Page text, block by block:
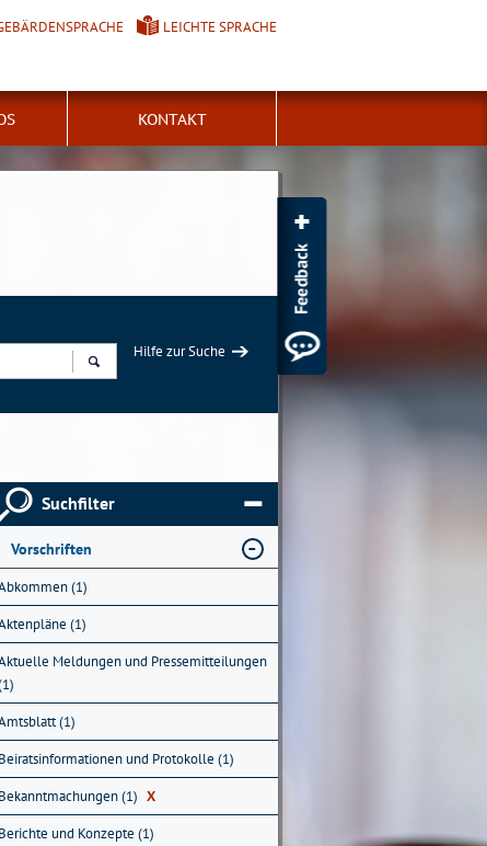
LEICHTE SPRACHE
KONTAKT
Hilfe zur Suche
Suchfilter
Vorschriften
(1)
(1)
Meldungen und Pressemitteilungen
(1)
Beiratsinformationen und Protokolle (1)
Bekanntmachungen (1) X
Berichte und Konzepte (1)